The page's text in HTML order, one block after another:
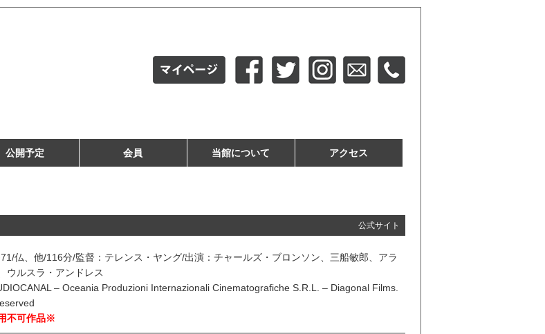
公開予定 会員 当館について アクセス
公式サイト
仏、他/116分/監督：テレンス・ヤング/出演：チャールズ・ブロンソン、三船敏郎、アラ
ウルスラ・アンドレス
– Oceania Produzioni Internazionali Cinematografiche S.R.L. – Diagonal Films.
不可作品※